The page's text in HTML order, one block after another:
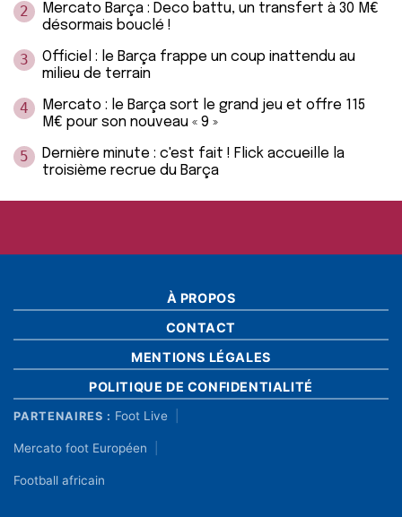
2
Mercato Barça : Deco battu, un transfert à 30 M€
désormais bouclé !
3
Officiel : le Barça frappe un coup inattendu au
milieu de terrain
4
Mercato : le Barça sort le grand jeu et offre 115
M€ pour son nouveau « 9 »
5
Dernière minute : c'est fait ! Flick accueille la
troisième recrue du Barça
À PROPOS
CONTACT
MENTIONS LÉGALES
POLITIQUE DE CONFIDENTIALITÉ
PARTENAIRES : Foot Live
Mercato foot Européen
Football africain